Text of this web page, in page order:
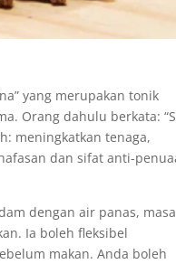
yang merupakan tonik
Orang dahulu berkata:
meningkatkan tenaga,
dan sifat anti-
dengan air panas,
Ia boleh fleksibel
makan. Anda boleh